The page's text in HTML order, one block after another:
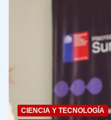
CIENCIA Y TECNOLOGÍA